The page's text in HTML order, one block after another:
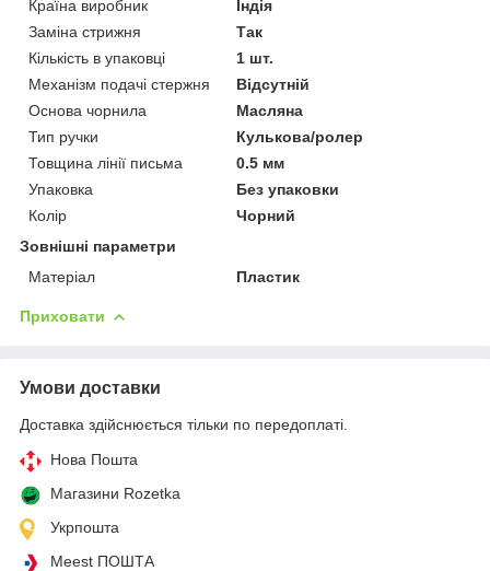
Країна виробник
Індія
Заміна стрижня
Так
Кількість в упаковці
1 шт.
Механізм подачі стержня
Відсутній
Основа чорнила
Масляна
Тип ручки
Кулькова/ролер
Товщина лінії письма
0.5 мм
Упаковка
Без упаковки
Колір
Чорний
Зовнішні параметри
Матеріал
Пластик
Приховати
Умови доставки
Доставка здійснюється тільки по передоплаті.
Нова Пошта
Магазини Rozetka
Укрпошта
Meest ПОШТА